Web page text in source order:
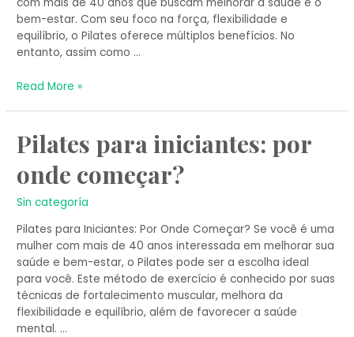
bem-estar. Com seu foco na força, flexibilidade e
equilíbrio, o Pilates oferece múltiplos benefícios. No
entanto, assim como …
Read More »
Pilates para iniciantes: por
onde começar?
Sin categoría
Pilates para Iniciantes: Por Onde Começar? Se você é uma
mulher com mais de 40 anos interessada em melhorar sua
saúde e bem-estar, o Pilates pode ser a escolha ideal
para você. Este método de exercício é conhecido por suas
técnicas de fortalecimento muscular, melhora da
flexibilidade e equilíbrio, além de favorecer a saúde
mental. …
Pilates
para
iniciantes:
por
onde